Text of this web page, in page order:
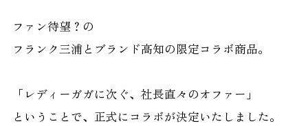
ファン待望？の
フランク三浦とブランド高知の限定コラボ商品。
「レディーガガに次ぐ、社長直々のオファー」
ということで、正式にコラボが決定いたしました。